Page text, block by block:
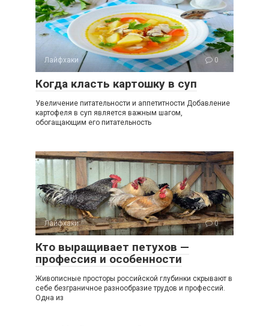
Лайфхаки 0
Когда класть картошку в суп
Увеличение питательности и аппетитности Добавление
картофеля в суп является важным шагом,
обогащающим его питательность
Лайфхаки 0
Кто выращивает петухов —
профессия и особенности
Живописные просторы российской глубинки скрывают в
себе безграничное разнообразие трудов и профессий.
Одна из